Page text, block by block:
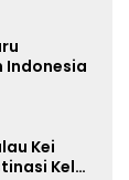
Indonesia
Kei
Kelas